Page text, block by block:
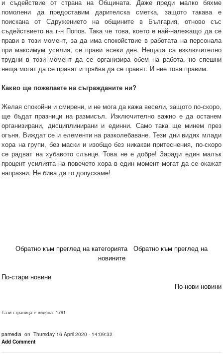
и съдействие от страна на Общината. Даже преди малко бяхме
помолени да предоставим дарителска сметка, защото такава е
поискана от Сдружението на общините в България, отново със
съдействието на г-н Попов. Така че това, което е най-належащо да се
прави в този момент, за да има спокойствие в работата на персонала
при максимум усилия, се прави всеки ден. Нещата са изключително
трудни в този момент да се организира обем на работа, но спешни
неща могат да се правят и трябва да се правят. И ние това правим.
Какво ще пожелаете на съгражданите ни?
Желая спокойни и смирени, и не мога да кажа весели, защото по-скоро,
ще бъдат празници на размисъл. Изключително важно е да останем
организирани, дисциплинирани и единни. Само така ще минем през
огъня. Виждат се и елементи на разколебаване. Тези дни видях млади
хора на групи, без маски и изобщо без никакви притеснения, по-скоро
се радват на хубавото слънце. Това не е добре! Заради един малък
процент усилията на повечето хора в един момент могат да се окажат
напразни. Не бива да го допускаме!
Обратно към преглед на категорията
Обратно към преглед на
новините
По-стари новини
По-нови новини
Тази страница е видяна: 1791
pamedia on Thursday 16 April 2020 - 14:09:32
Add Comment